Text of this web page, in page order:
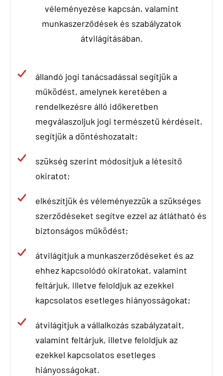
véleményezése kapcsán, valamint
munkaszerződések és szabályzatok
átvilágításában.
állandó jogi tanácsadással segítjük a
működést, amelynek keretében a
rendelkezésre álló időkeretben
megválaszoljuk jogi természetű kérdéseit,
segítjük a döntéshozatalt;
szükség szerint módosítjuk a létesítő
okiratot;
elkészítjük és véleményezzük a szükséges
szerződéseket segítve ezzel az átlátható és
biztonságos működést;
átvilágítjuk a munkaszerződéseket és az
ehhez kapcsolódó okiratokat, valamint
feltárjuk, illetve feloldjuk az ezekkel
kapcsolatos esetleges hiányosságokat;
átvilágítjuk a vállalkozás szabályzatait,
valamint feltárjuk, illetve feloldjuk az
ezekkel kapcsolatos esetleges
hiányosságokat.